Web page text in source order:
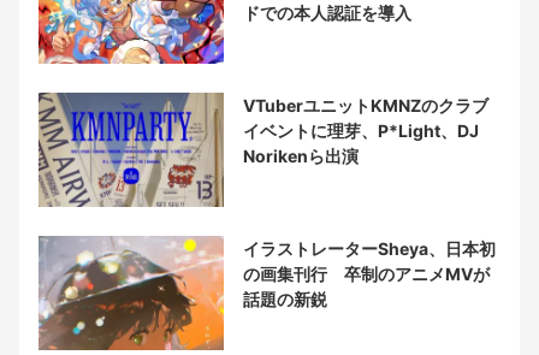
ドでの本人認証を導入
VTuberユニットKMNZのクラブ
イベントに理芽、P*Light、DJ
Norikenら出演
イラストレーターSheya、日本初
の画集刊行 卒制のアニメMVが
話題の新鋭